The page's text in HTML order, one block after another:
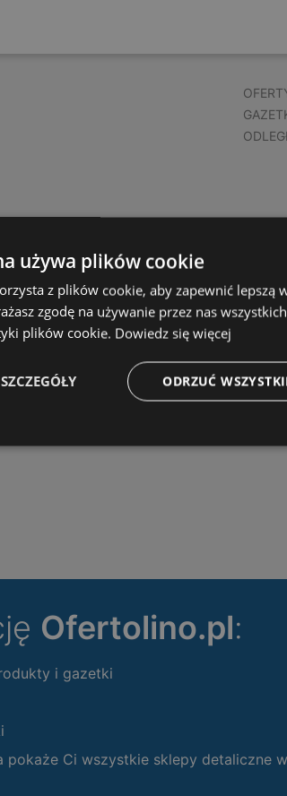
Ofertolino.pl:
i gazetki
pokaże Ci wszystkie sklepy detaliczne
używa plików cookie
z plików cookie, aby zapewnić lepszą
zgodę na używanie przez nas
plików cookie. Dowiedz się więcej
ODRZUĆ